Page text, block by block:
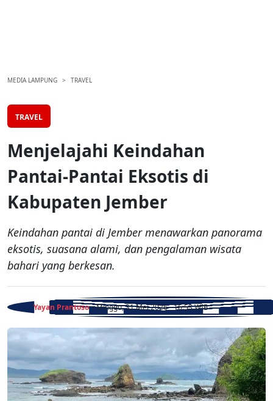
MEDIA LAMPUNG TRAVEL
TRAVEL
Menjelajahi Keindahan
Pantai-Pantai Eksotis di
Kabupaten Jember
Keindahan pantai di Jember menawarkan panorama
eksotis, suasana alami, dan pengalaman wisata
bahari yang berkesan.
Yayan Prantoso - Minggu, 31 Mei 2026 - 16:53 WIB